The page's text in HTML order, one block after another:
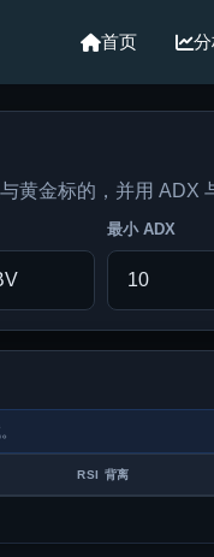
首页
黄金标的，并用 ADX
最小 ADX
RSI 背离